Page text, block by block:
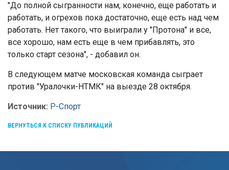
"До полной сыгранности нам, конечно, еще работать и
работать, и огрехов пока достаточно, еще есть над чем
работать. Нет такого, что выиграли у "Протона" и все,
все хорошо, нам есть еще в чем прибавлять, это
только старт сезона", - добавил он.
В следующем матче московская команда сыграет
против "Уралочки-НТМК" на выезде 28 октября.
Источник: Р-Спорт
ВЕРНУТЬСЯ К СПИСКУ ПУБЛИКАЦИЙ